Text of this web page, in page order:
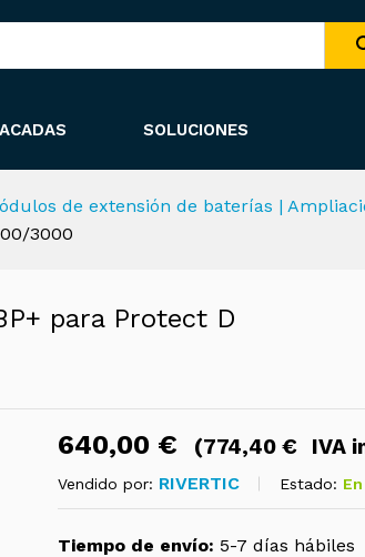
SOLUCIONES
de extensión de baterías |
3000
para Protect D
640,00 € (774,40€ IVA
Vendido por: RIVERTIC Estado:
Tiempo de envío: 5-7 días hábiles
para Protect D 2000/3000
Información del vendedor